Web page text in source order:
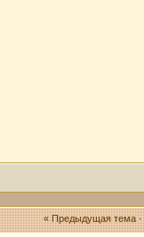
« Предыдущая тема·